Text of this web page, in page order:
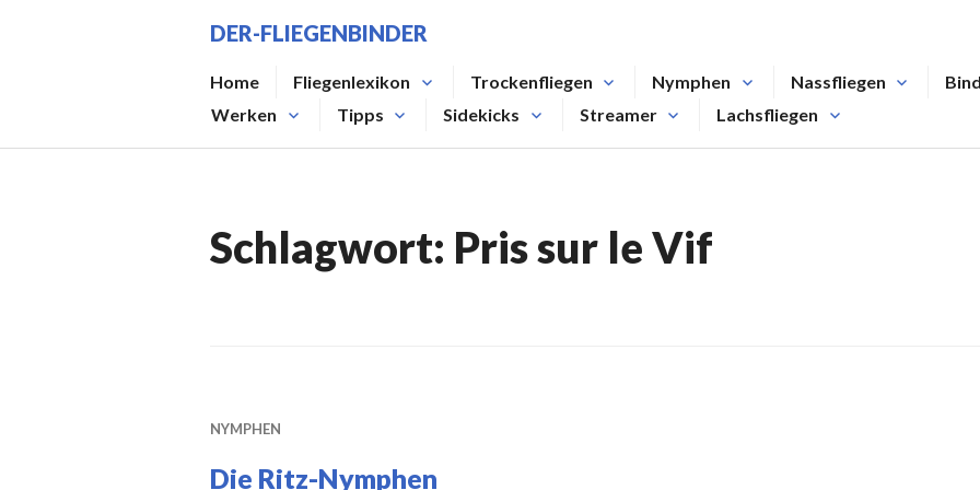
DER-FLIEGENBINDER
Home Fliegenlexikon Trockenfliegen Nymphen Nassfliegen
Werken
Tipps Sidekicks Streamer Lachsfliegen
Schlagwort: Pris sur le Vif
NYMPHEN
Die Ritz-Nymphen